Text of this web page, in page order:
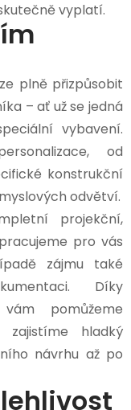
vyplatí.
plně přizpůsobit
– ať už se jedná
vybavení.
od
konstrukční
odvětví.
projekční,
pro vás
zájmu také
Díky
pomůžeme
hladký
návrhu až po